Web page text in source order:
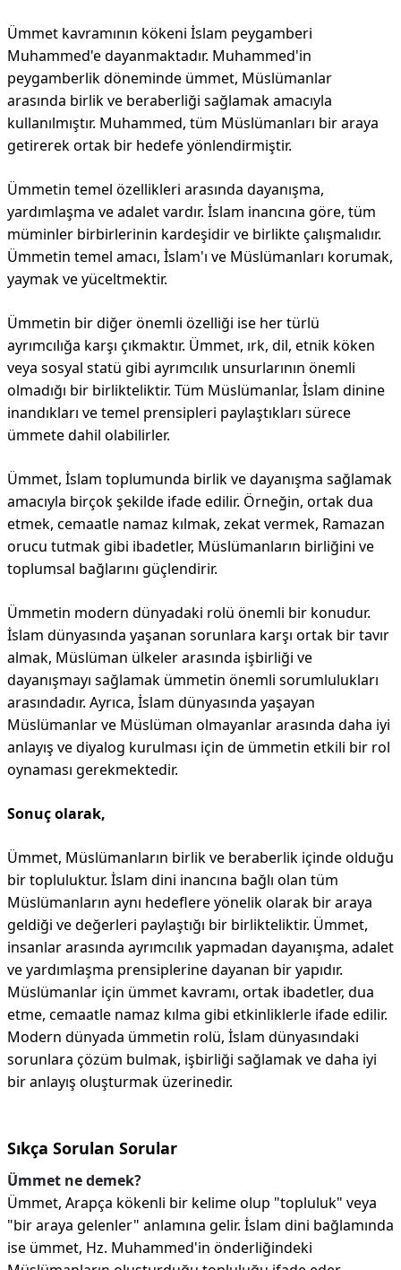
Ümmet kavramının kökeni İslam peygamberi
Muhammed'e dayanmaktadır. Muhammed'in
peygamberlik döneminde ümmet, Müslümanlar
arasında birlik ve beraberliği sağlamak amacıyla
kullanılmıştır. Muhammed, tüm Müslümanları bir araya
getirerek ortak bir hedefe yönlendirmiştir.
Ümmetin temel özellikleri arasında dayanışma,
yardımlaşma ve adalet vardır. İslam inancına göre, tüm
müminler birbirlerinin kardeşidir ve birlikte çalışmalıdır.
Ümmetin temel amacı, İslam'ı ve Müslümanları korumak,
yaymak ve yüceltmektir.
Ümmetin bir diğer önemli özelliği ise her türlü
ayrımcılığa karşı çıkmaktır. Ümmet, ırk, dil, etnik köken
veya sosyal statü gibi ayrımcılık unsurlarının önemli
olmadığı bir birlikteliktir. Tüm Müslümanlar, İslam dinine
inandıkları ve temel prensipleri paylaştıkları sürece
ümmete dahil olabilirler.
Ümmet, İslam toplumunda birlik ve dayanışma sağlamak
amacıyla birçok şekilde ifade edilir. Örneğin, ortak dua
etmek, cemaatle namaz kılmak, zekat vermek, Ramazan
orucu tutmak gibi ibadetler, Müslümanların birliğini ve
toplumsal bağlarını güçlendirir.
Ümmetin modern dünyadaki rolü önemli bir konudur.
İslam dünyasında yaşanan sorunlara karşı ortak bir tavır
almak, Müslüman ülkeler arasında işbirliği ve
dayanışmayı sağlamak ümmetin önemli sorumlulukları
arasındadır. Ayrıca, İslam dünyasında yaşayan
Müslümanlar ve Müslüman olmayanlar arasında daha iyi
anlayış ve diyalog kurulması için de ümmetin etkili bir rol
oynaması gerekmektedir.
Sonuç olarak,
Ümmet, Müslümanların birlik ve beraberlik içinde olduğu
bir topluluktur. İslam dini inancına bağlı olan tüm
Müslümanların aynı hedeflere yönelik olarak bir araya
geldiği ve değerleri paylaştığı bir birlikteliktir. Ümmet,
insanlar arasında ayrımcılık yapmadan dayanışma, adalet
ve yardımlaşma prensiplerine dayanan bir yapıdır.
Müslümanlar için ümmet kavramı, ortak ibadetler, dua
etme, cemaatle namaz kılma gibi etkinliklerle ifade edilir.
Modern dünyada ümmetin rolü, İslam dünyasındaki
sorunlara çözüm bulmak, işbirliği sağlamak ve daha iyi
bir anlayış oluşturmak üzerinedir.
Sıkça Sorulan Sorular
Ümmet ne demek?
Ümmet, Arapça kökenli bir kelime olup "topluluk" veya
"bir araya gelenler" anlamına gelir. İslam dini bağlamında
ise ümmet, Hz. Muhammed'in önderliğindeki